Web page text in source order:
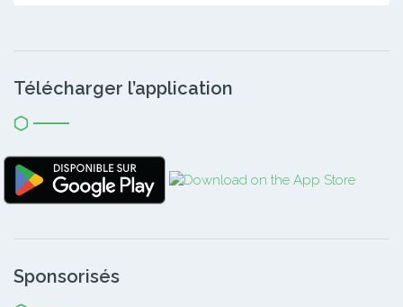
Télécharger l’application
Sponsorisés